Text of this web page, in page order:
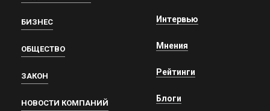
БИЗНЕС
ОБЩЕСТВО
ЗАКОН
НОВОСТИ КОМПАНИЙ
Интервью
Мнения
Рейтинги
Блоги